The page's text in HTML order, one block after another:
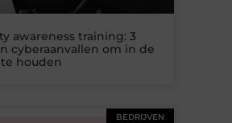
awareness training: 3
cyberaanvallen om in de
houden
BEDRIJVEN